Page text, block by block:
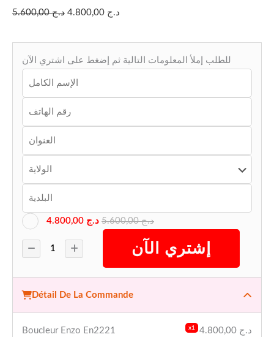
د.ج5.600,00 د.ج
للطلب إملأ المعلومات التالية ثم إضغط على اشتري الآن
د.ج د.ج5.600,00
إشتري الآن
Détail De La Commande
Boucleur Enzo En2221 x1 د.ج